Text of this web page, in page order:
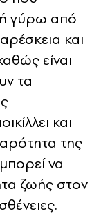
γύρω από
και
είναι
τα
και
της
να
ζωής στον